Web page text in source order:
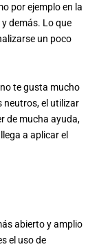
por ejemplo en la
demás. Lo que
un poco
te gusta mucho
neutros, el utilizar
de mucha ayuda,
a aplicar el
abierto y amplio
el uso de